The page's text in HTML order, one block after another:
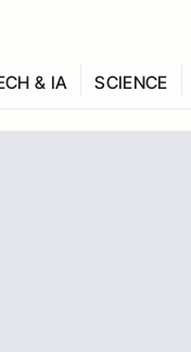
& IA SCIENCE